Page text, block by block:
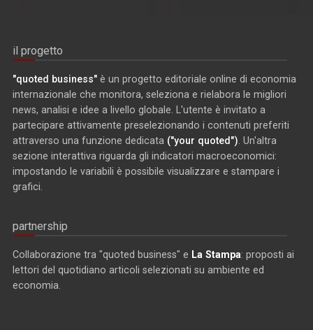
il progetto
"quoted business" è un progetto editoriale online di economia
internazionale che monitora, seleziona e rielabora le migliori
news, analisi e idee a livello globale. L'utente è invitato a
partecipare attivamente preselezionando i contenuti preferiti
attraverso una funzione dedicata ("your quoted") . Un'altra
sezione interattiva riguarda gli indicatori macroeconomici:
impostando le variabili è possibile visualizzare e stampare i
grafici.
partnership
Collaborazione tra "quoted business" e La Stampa: proposti ai
lettori del quotidiano articoli selezionati su ambiente ed
economia.